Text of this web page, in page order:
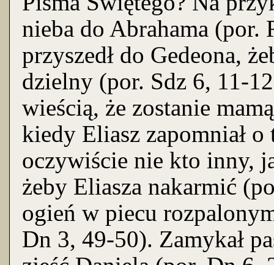
nieba do Abrahama
przyszedł do Gedeona,
dzielny (por. Sdz 6, 11-
wieścią, że zostanie
kiedy Eliasz zapomniał
oczywiście nie kto inny,
żeby Eliasza nakarmić
ogień w piecu
Dn 3, 49-50). Zamykał